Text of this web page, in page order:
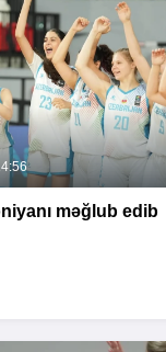
məğlub edib